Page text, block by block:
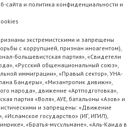
сайта и политика конфиденциальности и
экстремистскими и запрещены
с коррупцией, признан иноагентом),
большевистская партия», «Свидетели
«Русский общенациональный союз»,
иммиграции», «Правый сектор», УНА-
Бандеры», «Мизантропик дивижн»,
народа», движение «Артподготовка»,
партия «Воля», АУЕ, батальоны «Азов» и
и запрещены: «Движение
«Исламское государство» (ИГ, ИГИЛ),
«Братья-мусульмане», «Аль-Каида в